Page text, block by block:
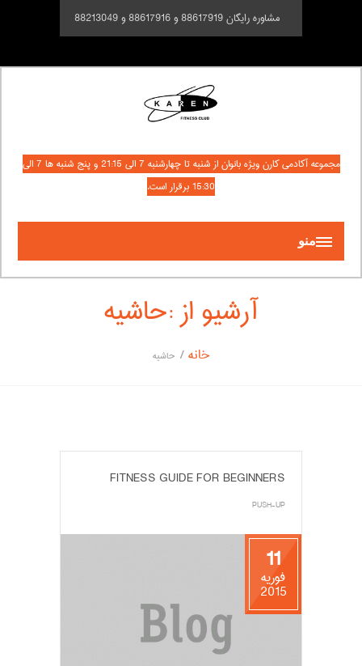
مشاوره رایگان 88617919 و 88617916 و 88213049
مجموعه آکادمی کارن ویژه بانوان از شنبه تا چهارشنبه 7 الی 21:15 و پنج شنبه ها 7 الی
15:30 برقرار است.
منو
آرشیو از :حاشیه
خانه حاشیه
FITNESS GUIDE FOR BEGINNERS
PUSH-UP
11
فوریه
2015